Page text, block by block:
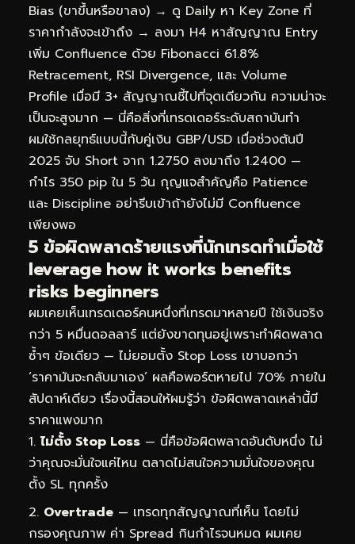
Bias (ขาขึ้นหรือขาลง) → ดู Daily หา Key Zone ที่
ราคากำลังจะเข้าถึง → ลงมา H4 หาสัญญาณ Entry
เพิ่ม Confluence ด้วย Fibonacci 61.8%
Retracement, RSI Divergence, และ Volume
Profile เมื่อมี 3+ สัญญาณชี้ไปที่จุดเดียวกัน ความน่าจะ
เป็นจะสูงมาก — นี่คือสิ่งที่เทรดเดอร์ระดับสถาบันทำ
ผมใช้กลยุทธ์แบบนี้กับคู่เงิน GBP/USD เมื่อช่วงต้นปี
2025 จับ Short จาก 1.2750 ลงมาถึง 1.2400 —
กำไร 350 pip ใน 5 วัน กุญแจสำคัญคือ Patience
และ Discipline อย่ารีบเข้าถ้ายังไม่มี Confluence
เพียงพอ
5 ข้อผิดพลาดร้ายแรงที่นักเทรดทำเมื่อใช้
leverage how it works benefits
risks beginners
ผมเคยเห็นเทรดเดอร์คนหนึ่งที่เทรดมาหลายปี ใช้เงินจริง
กว่า 5 หมื่นดอลลาร์ แต่ยังขาดทุนอยู่เพราะทำผิดพลาด
ซ้ำๆ ข้อเดียว — ไม่ยอมตั้ง Stop Loss เขาบอกว่า
‘ราคามันจะกลับมาเอง’ ผลคือพอร์ตหายไป 70% ภายใน
สัปดาห์เดียว เรื่องนี้สอนให้ผมรู้ว่า ข้อผิดพลาดเหล่านี้มี
ราคาแพงมาก
ไม่ตั้ง Stop Loss — นี่คือข้อผิดพลาดอันดับหนึ่ง ไม่
ว่าคุณจะมั่นใจแค่ไหน ตลาดไม่สนใจความมั่นใจของคุณ
ตั้ง SL ทุกครั้ง
Overtrade — เทรดทุกสัญญาณที่เห็น โดยไม่
กรองคุณภาพ ค่า Spread กินกำไรจนหมด ผมเคย